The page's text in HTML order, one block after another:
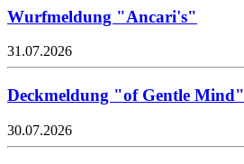
Wurfmeldung "Ancari's"
31.07.2026
Deckmeldung "of Gentle Mind"
30.07.2026